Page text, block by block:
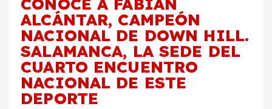
ALCÁNTAR, CAMPEÓN
NACIONAL DE DOWN HILL.
SALAMANCA, LA SEDE DEL
CUARTO ENCUENTRO
NACIONAL DE ESTE
DEPORTE